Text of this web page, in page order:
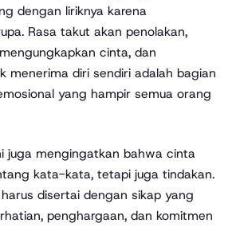
dengan liriknya karena
Rasa takut akan penolakan,
cinta, dan
menerima diri sendiri adalah bagian
yang hampir semua orang
juga mengingatkan bahwa cinta
kata-kata, tetapi juga tindakan.
disertai dengan sikap yang
penghargaan, dan komitmen